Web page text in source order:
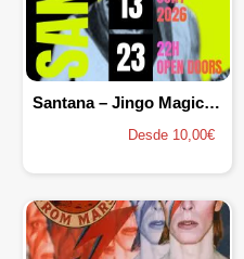
Santana – Jingo Magic Band
Desde 10,00€